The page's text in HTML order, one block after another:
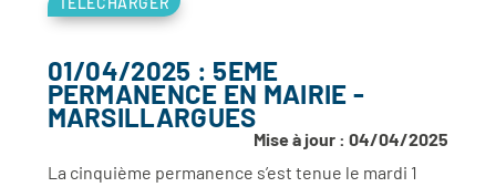
01/04/2025 : 5EME
PERMANENCE EN MAIRIE -
MARSILLARGUES
Mise à jour : 04/04/2025
La cinquième permanence s’est tenue le mardi 1